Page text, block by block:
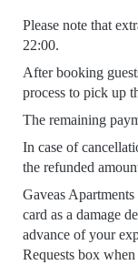
Please note that extra charges are applicable for check-in after
22:00.
After booking
process to pick up
The remaining
In case of
the refunded
Gaveas
card as a damage
advance of your
Requests box